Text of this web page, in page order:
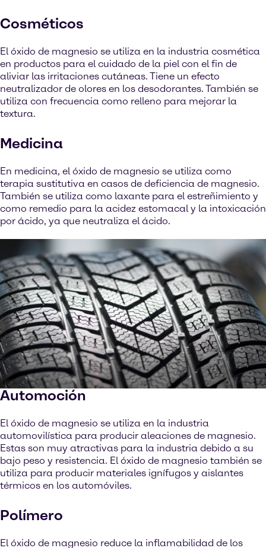
Cosméticos
El óxido de magnesio se utiliza en la industria cosmética
en productos para el cuidado de la piel con el fin de
aliviar las irritaciones cutáneas. Tiene un efecto
neutralizador de olores en los desodorantes. También se
utiliza con frecuencia como relleno para mejorar la
textura.
Medicina
En medicina, el óxido de magnesio se utiliza como
terapia sustitutiva en casos de deficiencia de magnesio.
También se utiliza como laxante para el estreñimiento y
como remedio para la acidez estomacal y la intoxicación
por ácido, ya que neutraliza el ácido.
Automoción
El óxido de magnesio se utiliza en la industria
automovilística para producir aleaciones de magnesio.
Estas son muy atractivas para la industria debido a su
bajo peso y resistencia. El óxido de magnesio también se
utiliza para producir materiales ignífugos y aislantes
térmicos en los automóviles.
Polímero
El óxido de magnesio reduce la inflamabilidad de los